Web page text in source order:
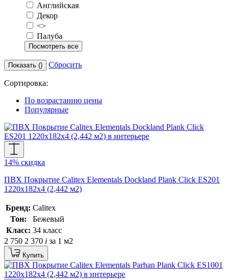
Английская
Декор
<>
Палуба
Посмотреть все
Показать () Сбросить
Сортировка:
По возрастанию цены
Популярные
14% скидка
ПВХ Покрытие Calitex Elementals Dockland Plank Click ES201
1220x182x4 (2,442 м2)
Бренд: Calitex
Тон:
Бежевый
Класс: 34 класс
2 750 2 370 i за 1 м2
Купить